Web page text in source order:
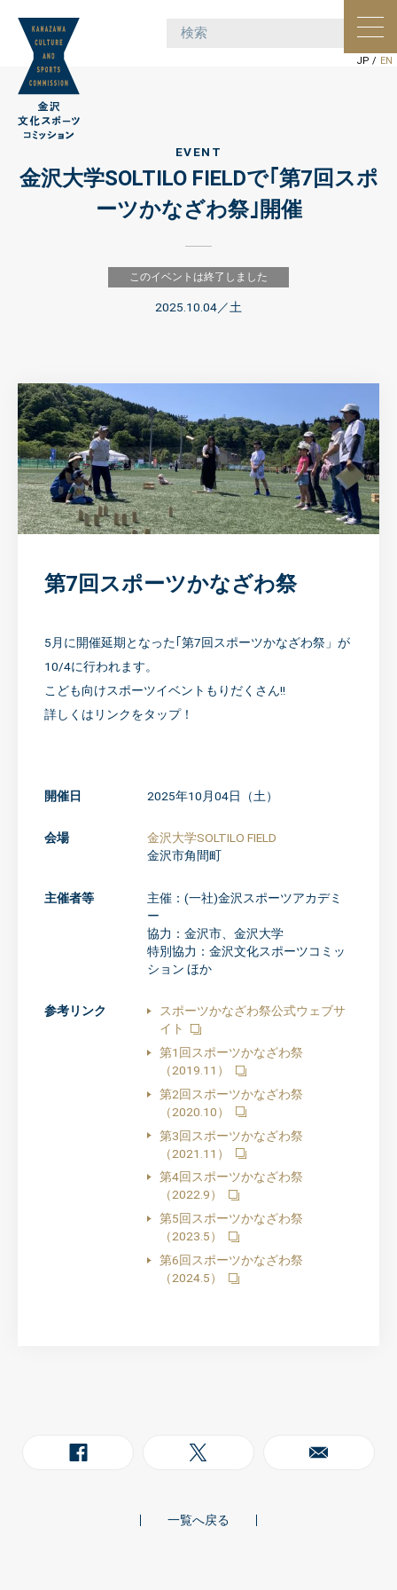
JP / EN
EVENT
金沢大学SOLTILO FIELDで｢第7回スポ
ーツかなざわ祭｣開催
このイベントは終了しました
2025.10.04／土
第7回スポーツかなざわ祭
5月に開催延期となった｢第7回スポーツかなざわ祭」が
10/4に行われます。
こども向けスポーツイベントもりだくさん!!
詳しくはリンクをタップ！
開催日 2025年10月04日（土）
会場
金沢大学SOLTILO FIELD
金沢市角間町
主催者等
主催：(一社)金沢スポーツアカデミ
ー
協力：金沢市、金沢大学
特別協力：金沢文化スポーツコミッ
ション ほか
参考リンク
スポーツかなざわ祭公式ウェブサ
イト
第1回スポーツかなざわ祭
（2019.11）
第2回スポーツかなざわ祭
（2020.10）
第3回スポーツかなざわ祭
（2021.11）
第4回スポーツかなざわ祭
（2022.9）
第5回スポーツかなざわ祭
（2023.5）
第6回スポーツかなざわ祭
（2024.5）
一覧へ戻る